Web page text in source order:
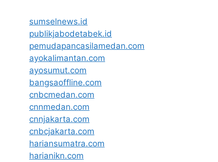
sumselnews.id
publikjabodetabek.id
pemudapancasilamedan.com
ayokalimantan.com
ayosumut.com
bangsaoffline.com
cnbcmedan.com
cnnmedan.com
cnnjakarta.com
cnbcjakarta.com
hariansumatra.com
harianikn.com